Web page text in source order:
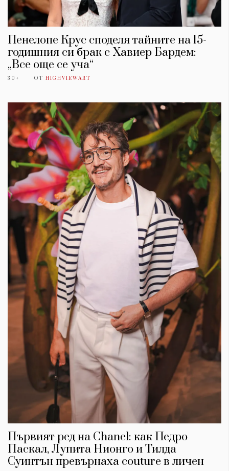
Пенелопе Крус споделя тайните на 15-
годишния си брак с Хавиер Бардем:
„Все още се уча“
30+ ОТ HIGHVIEWART
Първият ред на Chanel: как Педро
Паскал, Лупита Нионго и Тилда
Суинтън превърнаха couture в личен
КАТЕГОРИИ
Wine&Dine
Мода
Dialogue
Изкуство
ЗА НАС
Условия за
За нас
Реклама
Политика за